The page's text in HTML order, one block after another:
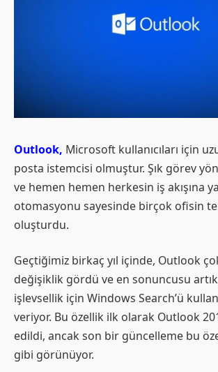
Outlook, Microsoft kullanıcıları için
posta istemcisi olmuştur. Şık görev
ve hemen hemen herkesin iş akışına
otomasyonu sayesinde birçok ofisin
oluşturdu.
Geçtiğimiz birkaç yıl içinde, Outlook
değişiklik gördü ve en sonuncusu
işlevsellik için Windows Search’ü
veriyor. Bu özellik ilk olarak Outlook
edildi, ancak son bir güncelleme bu
gibi görünüyor.